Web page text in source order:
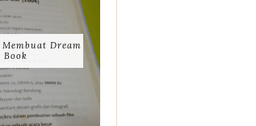
Dream
Book